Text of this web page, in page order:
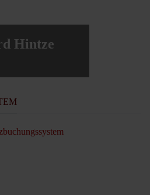
Hintze